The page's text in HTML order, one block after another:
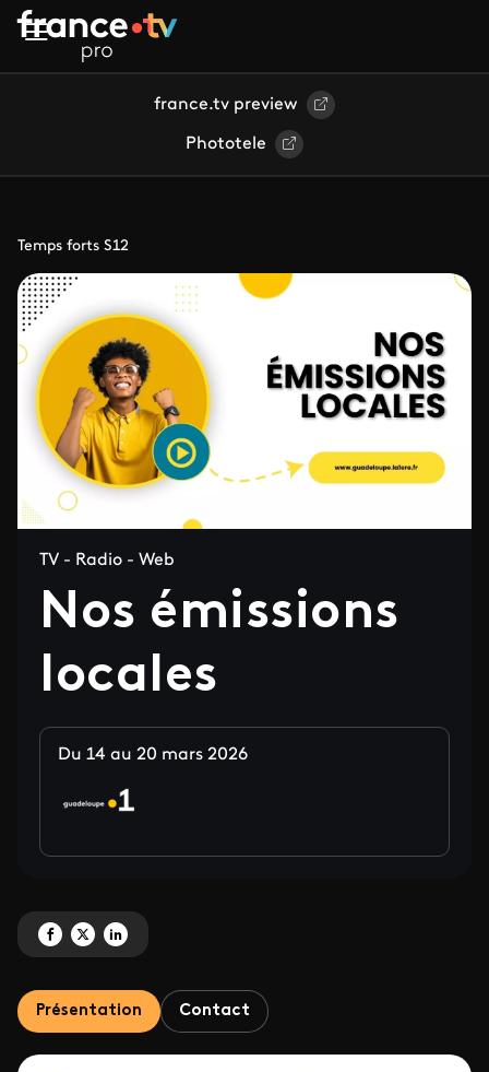
Aller au contenu principal
france.tv preview
Phototele
Temps forts S12
TV - Radio - Web
Nos émissions
locales
Du 14 au 20 mars 2026
Partagez 'Nos émissions locales' sur Facebook
Partagez 'Nos émissions locales' sur X
Partagez 'Nos émissions locales' sur LinkedIn
Présentation Contact